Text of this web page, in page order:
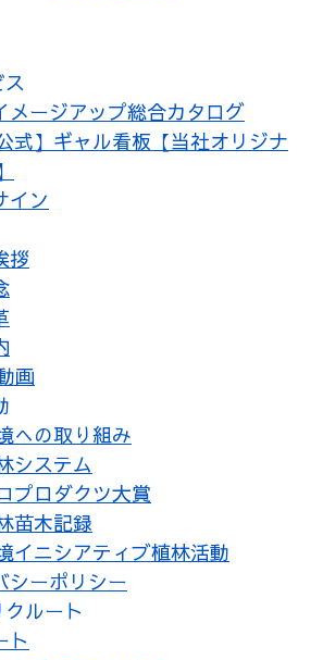
メージアップ総合カタログ
式】ギャル看板【当社オリジナ
イン
拶
画
への取り組み
システム
プロダクツ大賞
苗木記録
イニシアティブ植林活動
シーポリシー
ルート
ト